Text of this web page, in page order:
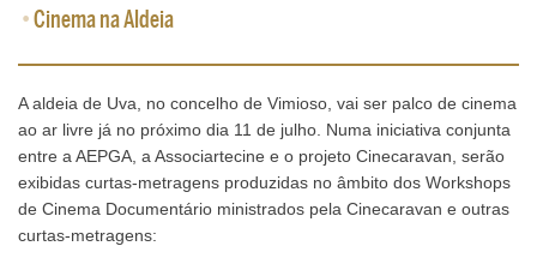
•Cinema na Aldeia
A aldeia de Uva, no concelho de Vimioso, vai ser palco de cinema
ao ar livre já no próximo dia 11 de julho. Numa iniciativa conjunta
entre a AEPGA, a Associartecine e o projeto Cinecaravan, serão
exibidas curtas-metragens produzidas no âmbito dos Workshops
de Cinema Documentário ministrados pela Cinecaravan e outras
curtas-metragens: